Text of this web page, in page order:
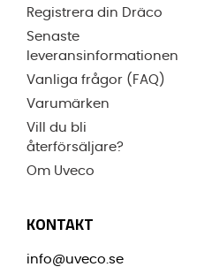
Registrera din Dräco
Senaste
leveransinformationen
Vanliga frågor (FAQ)
Varumärken
Vill du bli
återförsäljare?
Om Uveco
KONTAKT
info@uveco.se